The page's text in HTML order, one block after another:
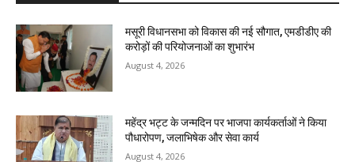
मसूरी विधानसभा को विकास की नई सौगात, एमडीडीए की
करोड़ों की परियोजनाओं का शुभारंभ
August 4, 2026
महेंद्र भट्ट के जन्मदिन पर भाजपा कार्यकर्ताओं ने किया
पौधारोपण, जलाभिषेक और सेवा कार्य
August 4, 2026